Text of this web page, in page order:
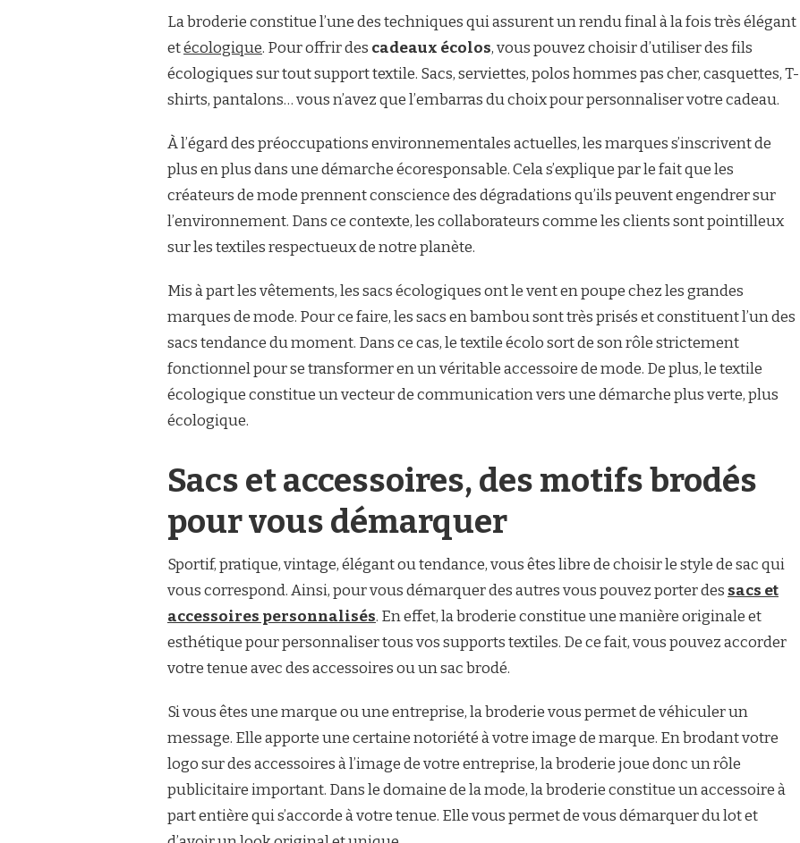
La broderie constitue l’une des techniques qui assurent un rendu final à la fois très élégant
etécologique. Pour offrir des cadeaux écolos, vous pouvez choisir d’utiliser des fils
écologiques sur tout support textile. Sacs, serviettes, polos hommes pas cher, casquettes, T-
shirts, pantalons… vous n’avez que l’embarras du choix pour personnaliser votre cadeau.
À l’égard des préoccupations environnementales actuelles, les marques s’inscrivent de
plus en plus dans une démarche écoresponsable. Cela s’explique par le fait que les
créateurs de mode prennent conscience des dégradations qu’ils peuvent engendrer sur
l’environnement. Dans ce contexte, les collaborateurs comme les clients sont pointilleux
sur les textiles respectueux de notre planète.
Mis à part les vêtements, les sacs écologiques ont le vent en poupe chez les grandes
marques de mode. Pour ce faire, les sacs en bambou sont très prisés et constituent l’un des
sacs tendance du moment. Dans ce cas, le textile écolo sort de son rôle strictement
fonctionnel pour se transformer en un véritable accessoire de mode. De plus, le textile
écologique constitue un vecteur de communication vers une démarche plus verte, plus
écologique.
Sacs et accessoires, des motifs brodés
pour vous démarquer
Sportif, pratique, vintage, élégant ou tendance, vous êtes libre de choisir le style de sac qui
vous correspond. Ainsi, pour vous démarquer des autres vous pouvez porter des sacs et
accessoires personnalisés. En effet, la broderie constitue une manière originale et
esthétique pour personnaliser tous vos supports textiles. De ce fait, vous pouvez accorder
votre tenue avec des accessoires ou un sac brodé.
Si vous êtes une marque ou une entreprise, la broderie vous permet de véhiculer un
message. Elle apporte une certaine notoriété à votre image de marque. En brodant votre
logo sur des accessoires à l’image de votre entreprise, la broderie joue donc un rôle
publicitaire important. Dans le domaine de la mode, la broderie constitue un accessoire à
part entière qui s’accorde à votre tenue. Elle vous permet de vous démarquer du lot et